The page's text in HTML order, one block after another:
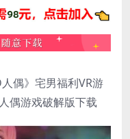
偶》宅男福利VR游
偶游戏破解版下载